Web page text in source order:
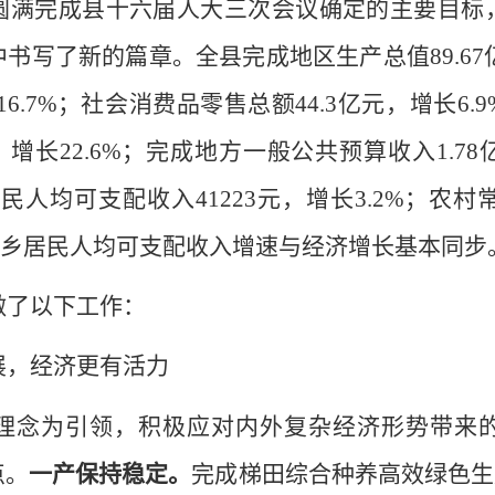
满完成县十六届人大三次会议确定的主要目标
写了新的篇章。全县完成地区生产总值89.67
%； 社会消费品零售总额44.3亿元，增长6.9
增长22.6%； 完成地方一般公共预算收入 1.78
人均可支配收入41223元，增长3.2%；农村
居民人均可支配收入增速与经济增长基本同步
以下工作：
， 经济更有活力
念为引领，积极应对内外复杂经济形势带来
一产保持稳定。 完成梯田综合种养高效绿色